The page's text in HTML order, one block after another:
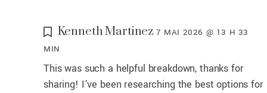
Kenneth Martinez 7 MAI 2026 @ 13 H 33
MIN
This was such a helpful breakdown, thanks for
sharing! I’ve been researching the best options for